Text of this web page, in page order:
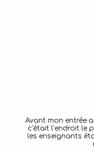
Avant mon entrée
c’était l’endroit le
les enseignants